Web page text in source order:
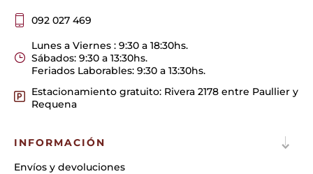
092 027 469
Lunes a Viernes : 9:30 a 18:30hs.
Sábados: 9:30 a 13:30hs.
Feriados Laborables: 9:30 a 13:30hs.
Estacionamiento gratuito: Rivera 2178 entre Paullier y
Requena
INFORMACIÓN
Envíos y devoluciones